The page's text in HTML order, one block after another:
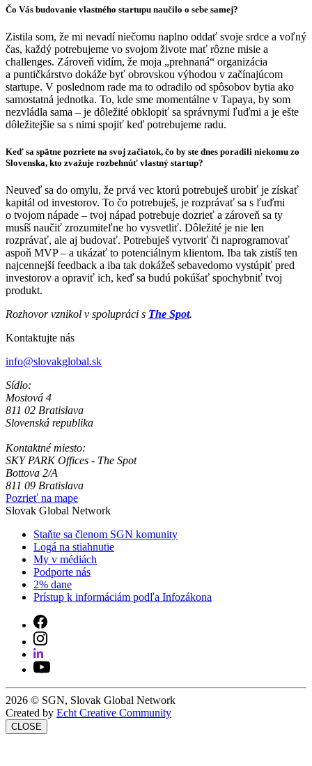
Čo Vás budovanie vlastného startupu naučilo o sebe samej?
Zistila som, že mi nevadí niečomu naplno oddať svoje srdce a voľný
čas, každý potrebujeme vo svojom živote mať rôzne misie a
challenges. Zároveň vidím, že moja „prehnaná“ organizácia
a puntičkárstvo dokáže byť obrovskou výhodou v začínajúcom
startupe. V poslednom rade ma to odradilo od spôsobov bytia ako
samostatná jednotka. To, kde sme momentálne v Tapaya, by som
nezvládla sama – je dôležité obklopiť sa správnymi ľuďmi a je ešte
dôležitejšie sa s nimi spojiť keď potrebujeme radu.
Keď sa spätne pozriete na svoj začiatok, čo by ste dnes poradili niekomu zo
Slovenska, kto zvažuje rozbehnúť vlastný startup?
Neuveď sa do omylu, že prvá vec ktorú potrebuješ urobiť je získať
kapitál od investorov. To čo potrebuješ, je rozprávať sa s ľuďmi
o tvojom nápade – tvoj nápad potrebuje dozrieť a zároveň sa ty
musíš naučiť zrozumiteľne ho vysvetliť. Dôležité je nie len
rozprávať, ale aj budovať. Potrebuješ vytvoriť či naprogramovať
aspoň MVP – a ukázať to potenciálnym klientom. Iba tak zistíš ten
najcennejší feedback a iba tak dokážeš sebavedomo vystúpiť pred
investorov a opraviť ich, keď sa budú pokúšať spochybniť tvoj
produkt.
Rozhovor vznikol v spolupráci s The Spot.
Kontaktujte nás
info@slovakglobal.sk
Sídlo:
Mostová 4
811 02 Bratislava
Slovenská republika
Kontaktné miesto:
SKY PARK Offices - The Spot
Bottova 2/A
811 09 Bratislava
Pozrieť na mape
Slovak Global Network
Staňte sa členom SGN komunity
Logá na stiahnutie
My v médiách
Podporte nás
2% dane
Prístup k informáciám podľa Infozákona
2026 © SGN, Slovak Global Network
Created by Echt Creative Community
CLOSE